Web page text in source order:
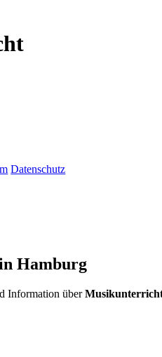
Datenschutz
Hamburg
Information über